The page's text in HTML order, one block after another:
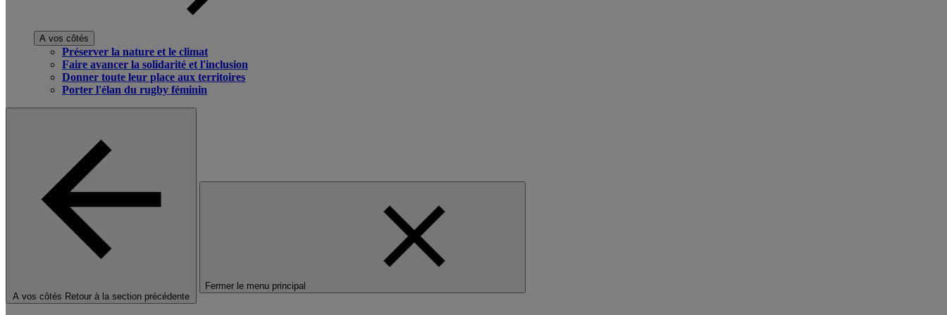
A vos côtés
Préserver la nature et le climat
Faire avancer la solidarité et l'inclusion
Donner toute leur place aux territoires
Porter l'élan du rugby féminin
A vos côtés Retour à la section précédente
Fermer le menu principal